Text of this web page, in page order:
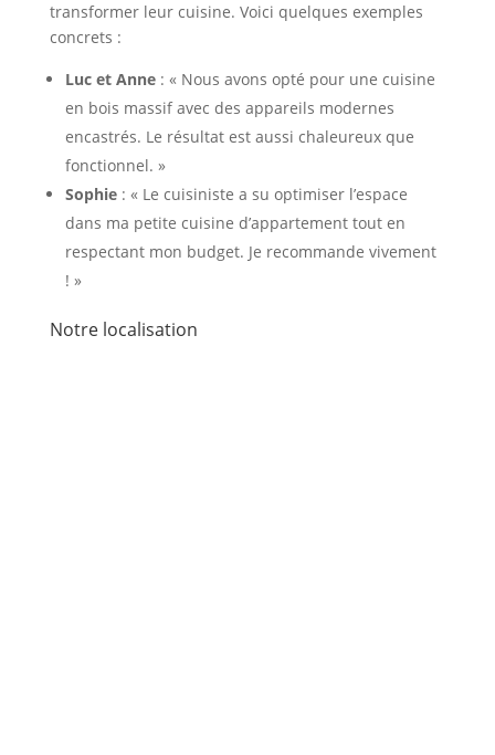
transformer leur cuisine. Voici quelques exemples
concrets :
Luc et Anne: « Nous avons opté pour une cuisine
en bois massif avec des appareils modernes
encastrés. Le résultat est aussi chaleureux que
fonctionnel. »
Sophie: « Le cuisiniste a su optimiser l’espace
dans ma petite cuisine d’appartement tout en
respectant mon budget. Je recommande vivement
! »
Notre localisation